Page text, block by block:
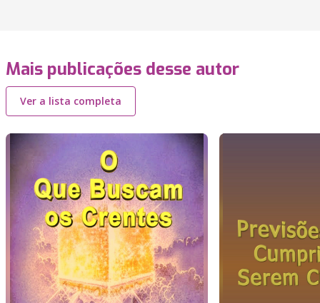
Mais publicações desse autor
Ver a lista completa